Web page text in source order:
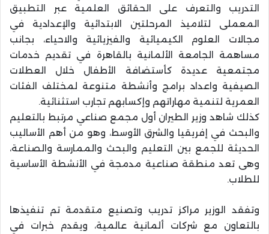
التدريب والتعرف على الحقائق العلمية عبر التطبيق
المعملى لتلاميذ المرحلتين الابتدائية والإعدادية في
مجالات العلوم الكيميائية والفيزيائية والاحياء، بجانب
مساهمة الجامعة الألمانية بالقاهرة في تقديم خدمات
مجتمعية عديدة كأستضافة الأطفال خلال العطلات
الصيفية واعداد برامج وأنشطة متنوعة لمختلف الفئات
العمرية لتنمية مهاراتهم وإكسابهم تجارب استثنائية.
كذلك شاهد وزير الطيران أول مجمع صناعي مرتبط بالتعليم
والبحث في إفريقيا والشرق الأوسط، وهو من أهم الأساليب
الحديثة للجمع بين التعليم والبحث والممارسة والصناعة،
وهى تعد منطقة صناعية مدمجة في الأنشطة الأساسية
للطلاب.
وتفقد الوزير مراكز تدريب وتصنيع متقدمة تم تنفيذها
بالتعاون مع شركات ألمانية عالمية، ويقدم خبرات في